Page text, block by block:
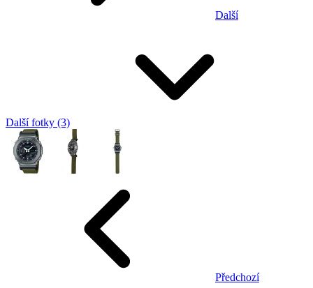
Další
Další fotky (3)
Předchozí